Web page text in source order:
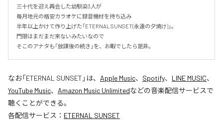
三十代を迎え再会した幼馴染3人が
毎月地元の格安カラオケに録音機材を持ち込み
半年以上かけて作り上げた「ETERNAL SUNSET(永遠の夕焼け)」。
門限はまだまだ来ないみたいなので
そこのアナタも「放課後の続き」を、お暇でしたら是非。
なお「ETERNAL SUNSET 」は、 Apple Music、 Spotify、 LINE MUSIC、
YouTube Music、 Amazon Music Unlimitedなどの音楽配信サービスで
聴くことができる。
各配信サービス： ETERNAL SUNSET